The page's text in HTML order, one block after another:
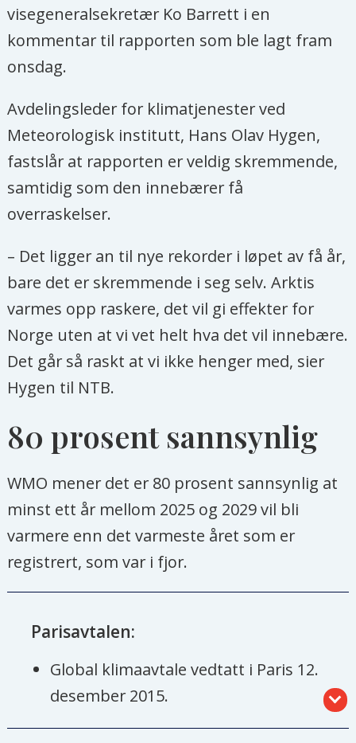
visegeneralsekretær Ko Barrett i en
kommentar til rapporten som ble lagt fram
onsdag.
Avdelingsleder for klimatjenester ved
Meteorologisk institutt, Hans Olav Hygen,
fastslår at rapporten er veldig skremmende,
samtidig som den innebærer få
overraskelser.
– Det ligger an til nye rekorder i løpet av få år,
bare det er skremmende i seg selv. Arktis
varmes opp raskere, det vil gi effekter for
Norge uten at vi vet helt hva det vil innebære.
Det går så raskt at vi ikke henger med, sier
Hygen til NTB.
80 prosent sannsynlig
WMO mener det er 80 prosent sannsynlig at
minst ett år mellom 2025 og 2029 vil bli
varmere enn det varmeste året som er
registrert, som var i fjor.
Parisavtalen:
Global klimaavtale vedtatt i Paris 12.
desember 2015.
Formålet er å holde den globale